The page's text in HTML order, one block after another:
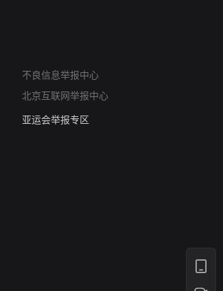
不良信息举报中心
北京互联网举报中心
算法推荐专项举报
亚运会举报专区